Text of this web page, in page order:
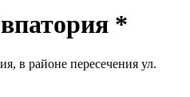
*
в районе пересечения ул.